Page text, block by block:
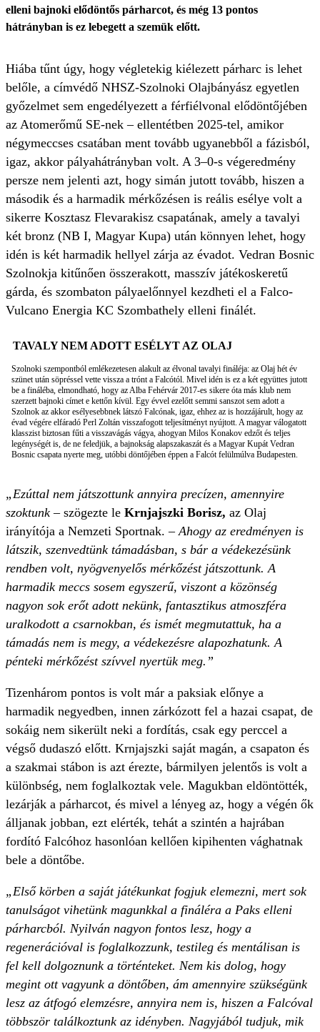
elleni bajnoki elődöntős párharcot, és még 13 pontos
hátrányban is ez lebegett a szemük előtt.
Hiába tűnt úgy, hogy végletekig kiélezett párharc is lehet
belőle, a címvédő NHSZ-Szolnoki Olajbányász egyetlen
győzelmet sem engedélyezett a férfiélvonal elődöntőjében
az Atomerőmű SE-nek – ellentétben 2025-tel, amikor
négymeccses csatában ment tovább ugyanebből a fázisból,
igaz, akkor pályahátrányban volt. A 3–0-s végeredmény
persze nem jelenti azt, hogy simán jutott tovább, hiszen a
második és a harmadik mérkőzésen is reális esélye volt a
sikerre Kosztasz Flevarakisz csapatának, amely a tavalyi
két bronz (NB I, Magyar Kupa) után könnyen lehet, hogy
idén is két harmadik hellyel zárja az évadot. Vedran Bosnic
Szolnokja kitűnően összerakott, masszív játékoskeretű
gárda, és szombaton pályaelőnnyel kezdheti el a Falco-
Vulcano Energia KC Szombathely elleni finálét.
Szolnoki szempontból emlékezetesen alakult az élvonal tavalyi fináléja: az Olaj hét év
szünet után söpréssel vette vissza a trónt a Falcótól. Mivel idén is ez a két együttes jutott
be a fináléba, elmondható, hogy az Alba Fehérvár 2017-es sikere óta más klub nem
szerzett bajnoki címet e kettőn kívül. Egy évvel ezelőtt semmi sanszot sem adott a
Szolnok az akkor esélyesebbnek látszó Falcónak, igaz, ehhez az is hozzájárult, hogy az
évad végére elfáradó Perl Zoltán visszafogott teljesítményt nyújtott. A magyar válogatott
klasszist biztosan fűti a visszavágás vágya, ahogyan Milos Konakov edzőt és teljes
legénységét is, de ne feledjük, a bajnokság alapszakaszát és a Magyar Kupát Vedran
Bosnic csapata nyerte meg, utóbbi döntőjében éppen a Falcót felülmúlva Budapesten.
TAVALY NEM ADOTT ESÉLYT AZ OLAJ
„Ezúttal nem játszottunk annyira precízen, amennyire
szoktunk – szögezte le Krnjajszki Borisz, az Olaj
irányítója a Nemzeti Sportnak. – Ahogy az eredményen is
látszik, szenvedtünk támadásban, s bár a védekezésünk
rendben volt, nyögvenyelős mérkőzést játszottunk. A
harmadik meccs sosem egyszerű, viszont a közönség
nagyon sok erőt adott nekünk, fantasztikus atmoszféra
uralkodott a csarnokban, és ismét megmutattuk, ha a
támadás nem is megy, a védekezésre alapozhatunk. A
pénteki mérkőzést szívvel nyertük meg. ”
Tizenhárom pontos is volt már a paksiak előnye a
harmadik negyedben, innen zárkózott fel a hazai csapat, de
sokáig nem sikerült neki a fordítás, csak egy perccel a
végső dudaszó előtt. Krnjajszki saját magán, a csapaton és
a szakmai stábon is azt érezte, bármilyen jelentős is volt a
különbség, nem foglalkoztak vele. Magukban eldöntötték,
lezárják a párharcot, és mivel a lényeg az, hogy a végén ők
álljanak jobban, ezt elérték, tehát a szintén a hajrában
fordító Falcóhoz hasonlóan kellően kipihenten vághatnak
bele a döntőbe.
„Első körben a saját játékunkat fogjuk elemezni, mert sok
tanulságot vihetünk magunkkal a fináléra a Paks elleni
párharcból. Nyilván nagyon fontos lesz, hogy a
regenerációval is foglalkozzunk, testileg és mentálisan is
fel kell dolgoznunk a történteket. Nem kis dolog, hogy
megint ott vagyunk a döntőben, ám amennyire szükségünk
lesz az átfogó elemzésre, annyira nem is, hiszen a Falcóval
többször találkoztunk az idényben. Nagyjából tudjuk, mik